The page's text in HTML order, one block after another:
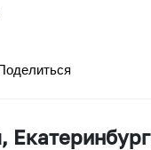
, Екатеринбург